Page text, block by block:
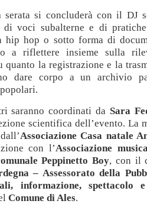
serata si concluderà con il DJ
di voci subalterne e di
hip hop o sotto forma di
a riflettere insieme sulla
quanto la registrazione e la
dare corpo a un archivio
saranno coordinati da Sara
scientifica dell’evento. La
Associazione Casa natale
con l’Associazione
Peppinetto Boy, con il
– Assessorato della
informazione,
Comune di Ales.